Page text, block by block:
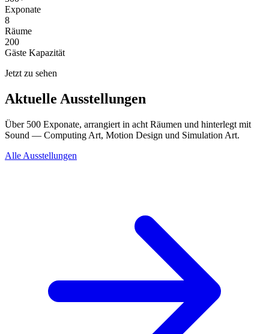
Exponate
8
Räume
200
Gäste Kapazität
Jetzt zu sehen
Aktuelle Ausstellungen
Über 500 Exponate, arrangiert in acht Räumen und hinterlegt mit
Sound — Computing Art, Motion Design und Simulation Art.
Alle Ausstellungen